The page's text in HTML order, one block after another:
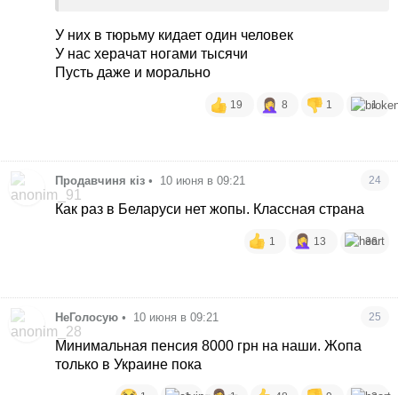
У них в тюрьму кидает один человек
У нас херачат ногами тысячи
Пусть даже и морально
19 8 1 1
Продавчиня кіз • 10 июня в 09:21 24
Как раз в Беларуси нет жопы. Классная страна
1 13 36
НеГолосую • 10 июня в 09:21 25
Минимальная пенсия 8000 грн на наши. Жопа
только в Украине пока